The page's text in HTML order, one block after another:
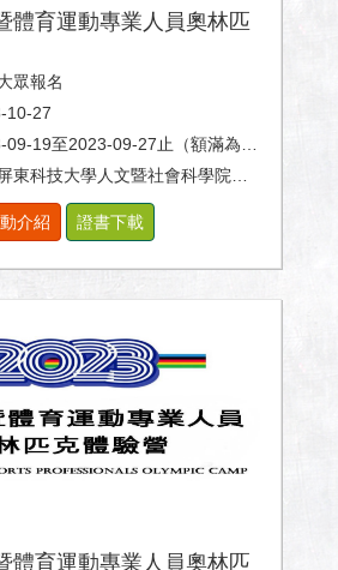
體育運動專業人員奧林匹
眾報名
10-27
19至2023-09-27止（額滿為止）
人文暨社會科學院、體育室及休閒運動健康系。
介紹 證書下載
體育運動專業人員奧林匹